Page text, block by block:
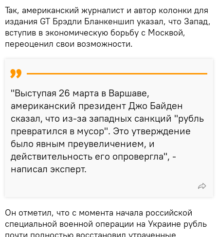
Так, американский журналист и автор колонки для
издания GT Брэдли Бланкеншип указал, что Запад,
вступив в экономическую борьбу с Москвой,
переоценил свои возможности.
"Выступая 26 марта в Варшаве,
американский президент Джо Байден
сказал, что из-за западных санкций "рубль
превратился в мусор". Это утверждение
было явным преувеличением, и
действительность его опровергла", -
написал эксперт.
Он отметил, что с момента начала российской
специальной военной операции на Украине рубль
почти полностью восстановил утраченные